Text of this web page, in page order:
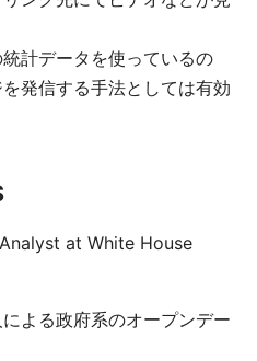
計データを使っているの
発信する手法としては有効
Analyst at White House
よる政府系のオープンデー